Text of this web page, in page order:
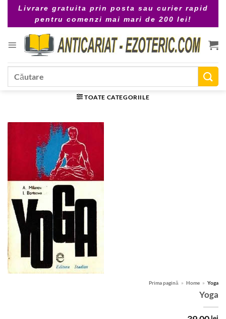
Livrare gratuita prin posta sau curier rapid
pentru comenzi mai mari de 200 lei!
Caută
TOATE CATEGORIILE
Prima pagină » Home » Yoga
Yoga